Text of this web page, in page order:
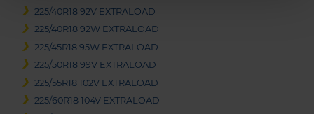
225/40R18 92V EXTRALOAD
225/40R18 92W EXTRALOAD
225/45R18 95W EXTRALOAD
225/50R18 99V EXTRALOAD
225/55R18 102V EXTRALOAD
225/60R18 104V EXTRALOAD